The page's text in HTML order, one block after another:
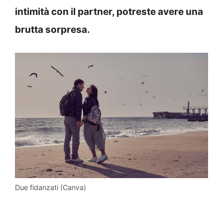
intimità con il partner, potreste avere una
brutta sorpresa.
Due fidanzati (Canva)